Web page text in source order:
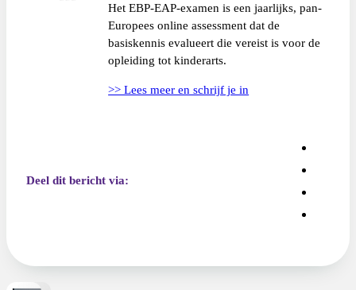
Het EBP-EAP-examen is een jaarlijks, pan-
Europees online assessment dat de
basiskennis evalueert die vereist is voor de
opleiding tot kinderarts.
>> Lees meer en schrijf je in
Deel dit bericht via: